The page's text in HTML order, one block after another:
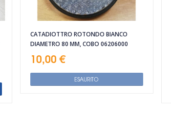
CATADIOTTRO ROTONDO BIANCO
DIAMETRO 80 MM, COBO 06206000
10,00 €
ESAURITO